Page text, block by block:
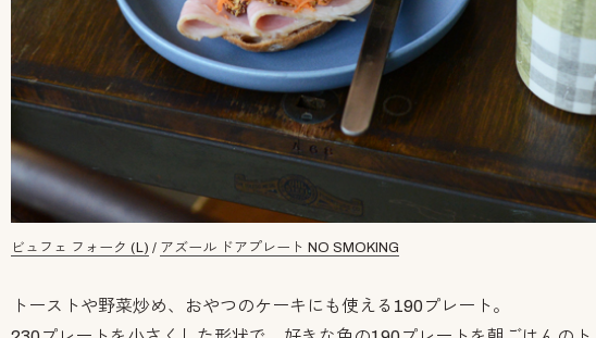
ビュフェ フォーク (L) / アズール ドアプレート NO SMOKING
トーストや野菜炒め、おやつのケーキにも使える190プレート。